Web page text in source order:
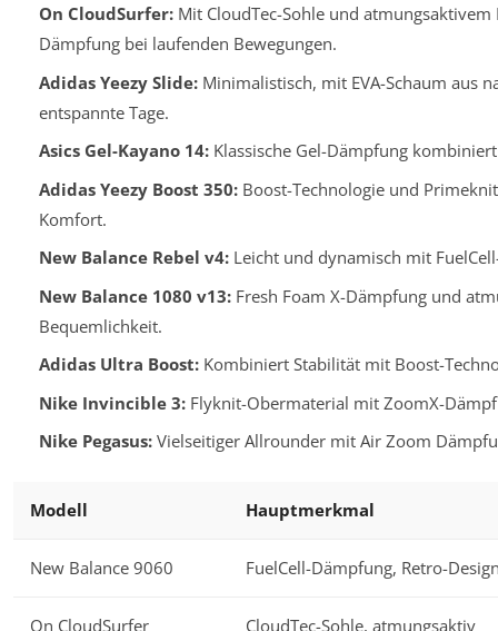
On CloudSurfer:Mit CloudTec-Sohle und
Dämpfung bei laufenden Bewegungen.
Adidas Yeezy Slide:Minimalistisch, mit EVA-Schaum aus
entspannte Tage.
Asics Gel-Kayano 14:Klassische Gel-Dämpfung
Adidas Yeezy Boost 350:Boost-Technologie und
Komfort.
New Balance Rebel v4:Leicht und dynamisch mit
New Balance 1080 v13:Fresh Foam X-Dämpfung und
Bequemlichkeit.
Adidas Ultra Boost:Kombiniert Stabilität mit Boost-
Nike Invincible 3:Flyknit-Obermaterial mit ZoomX-
Nike Pegasus:Vielseitiger Allrounder mit Air Zoom
Modell Hauptmerkmal
New Balance 9060 FuelCell-Dämpfung, Retro-
On CloudSurfer CloudTec-Sohle, atmungsaktiv